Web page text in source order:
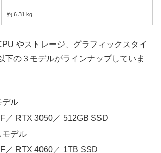
約 6.31 kg
やストレージ、グラフィックスタイ
下の３モデルがラインナップしていま
デル
RTX 3050／ 512GB SSD
モデル
RTX 4060／ 1TB SSD